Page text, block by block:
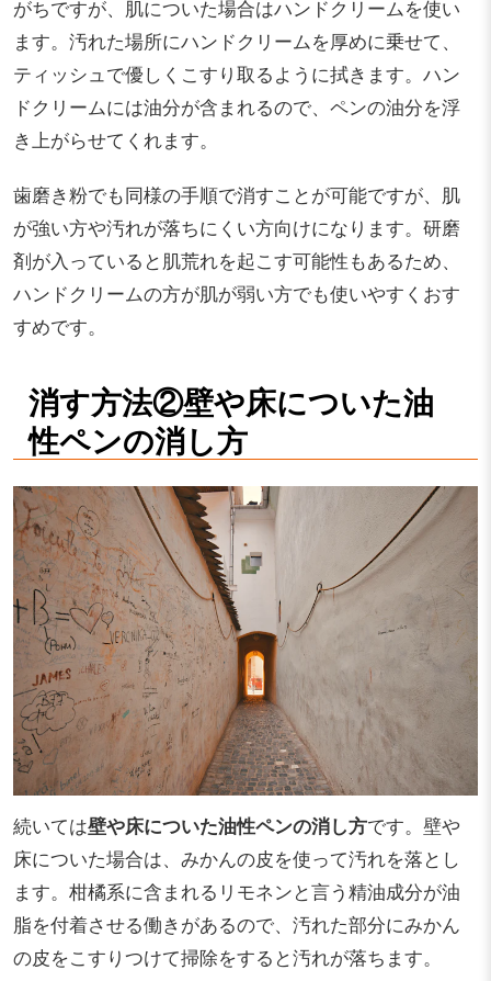
がちですが、肌についた場合はハンドクリームを使い
ます。汚れた場所にハンドクリームを厚めに乗せて、
ティッシュで優しくこすり取るように拭きます。ハン
ドクリームには油分が含まれるので、ペンの油分を浮
き上がらせてくれます。
歯磨き粉でも同様の手順で消すことが可能ですが、肌
が強い方や汚れが落ちにくい方向けになります。研磨
剤が入っていると肌荒れを起こす可能性もあるため、
ハンドクリームの方が肌が弱い方でも使いやすくおす
すめです。
消す方法②壁や床についた油
性ペンの消し方
続いては壁や床についた油性ペンの消し方です。壁や
床についた場合は、みかんの皮を使って汚れを落とし
ます。柑橘系に含まれるリモネンと言う精油成分が油
脂を付着させる働きがあるので、汚れた部分にみかん
の皮をこすりつけて掃除をすると汚れが落ちます。